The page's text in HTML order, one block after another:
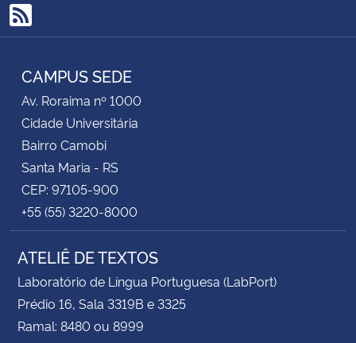
RSS
CAMPUS SEDE
Av. Roraima nº 1000
Cidade Universitária
Bairro Camobi
Santa Maria - RS
CEP: 97105-900
+55 (55) 3220-8000
ATELIÊ DE TEXTOS
Laboratório de Língua Portuguesa (LabPort)
Prédio 16, Sala 3319B e 3325
Ramal: 8480 ou 8999